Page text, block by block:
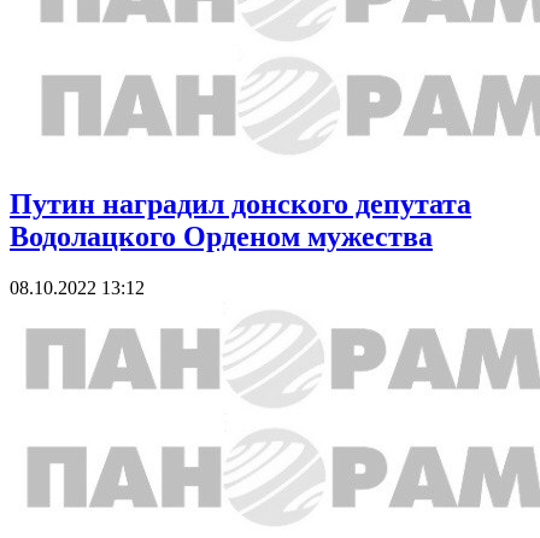
Путин наградил донского депутата
Водолацкого Орденом мужества
08.10.2022 13:12